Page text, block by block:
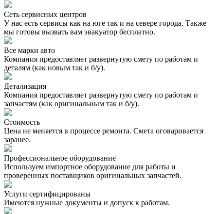
Сеть сервисных центров
У нас есть сервисы как на юге так и на севере города. Также
мы готовы вызвать вам эвакуатор бесплатно.
Все марки авто
Компания предоставляет развернутую смету по работам и
деталям (как новым так и б/у).
Детализация
Компания предоставляет развернутую смету по работам и
запчастям (как оригинальным так и б/у).
Стоимость
Цена не меняется в процессе ремонта. Смета оговаривается
заранее.
Профессиональное оборудование
Используем импортное оборудование для работы и
проверенных поставщиков оригинальных запчастей.
Услуги сертифицированы
Имеются нужные документы и допуск к работам.